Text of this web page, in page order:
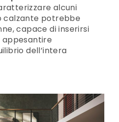
alcuni
calzante potrebbe
capace di inserirsi
appesantire
dell’intera